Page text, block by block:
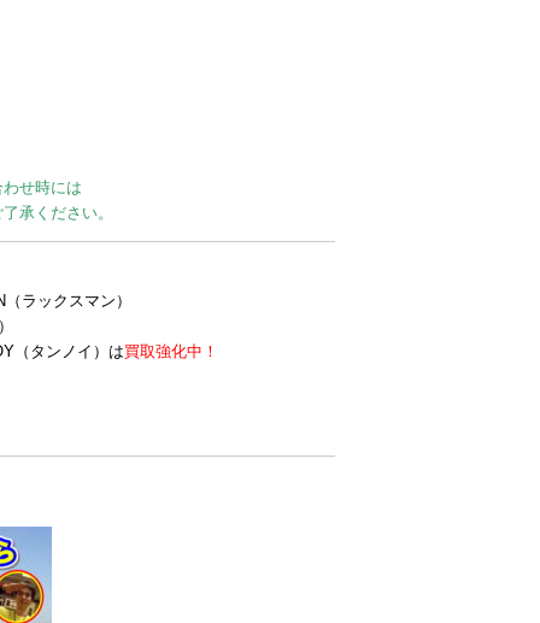
せ時には
承ください。
ラックスマン）
（タンノイ）は買取強化中！